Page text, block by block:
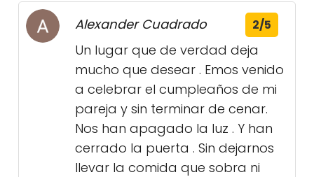
Alexander Cuadrado 2/5
Un lugar que de verdad deja
mucho que desear . Emos venido
a celebrar el cumpleaños de mi
pareja y sin terminar de cenar.
Nos han apagado la luz . Y han
cerrado la puerta . Sin dejarnos
llevar la comida que sobra ni